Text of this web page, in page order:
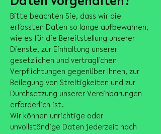
Bitte beachten Sie, dass wir die
erfassten Daten so lange aufbewahren,
wie es für die Bereitstellung unserer
Dienste, zur Einhaltung unserer
gesetzlichen und vertraglichen
Verpflichtungen gegenüber Ihnen, zur
Beilegung von Streitigkeiten und zur
Durchsetzung unserer Vereinbarungen
erforderlich ist.
Wir können unrichtige oder
unvollständige Daten jederzeit nach